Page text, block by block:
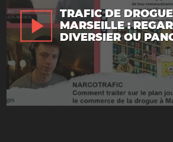
TRAFIC DE
MARSEILLE :
DIVERSIER OU